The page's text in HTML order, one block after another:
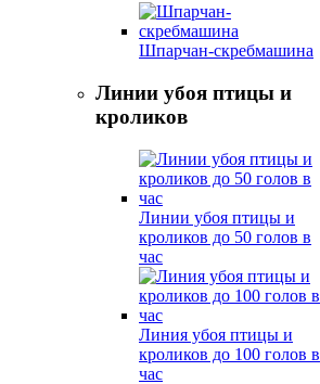
Шпарчан-скребмашина
Линии убоя птицы и
кроликов
Линии убоя птицы и
кроликов до 50 голов в
час
Линия убоя птицы и
кроликов до 100 голов в
час